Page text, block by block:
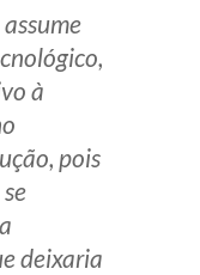
à
pois
deixaria